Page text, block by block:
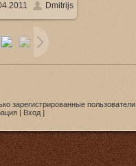
/ 104.5KbDmitrijs
зарегистрированные пользователи.
| Вход ]